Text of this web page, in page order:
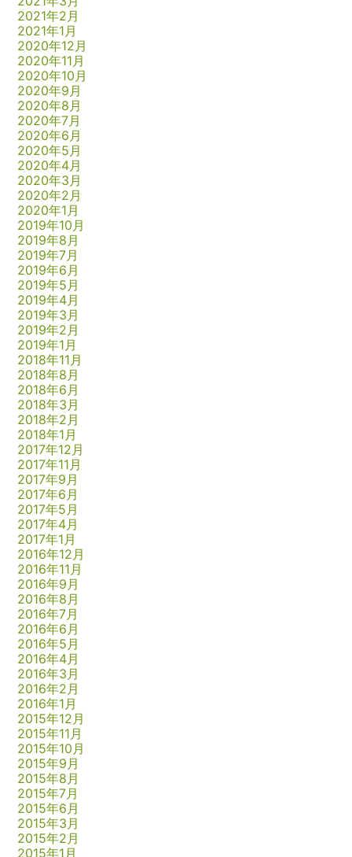
2021年2月
2021年1月
2020年12月
2020年11月
2020年10月
2020年9月
2020年8月
2020年7月
2020年6月
2020年5月
2020年4月
2020年3月
2020年2月
2020年1月
2019年10月
2019年8月
2019年7月
2019年6月
2019年5月
2019年4月
2019年3月
2019年2月
2019年1月
2018年11月
2018年8月
2018年6月
2018年3月
2018年2月
2018年1月
2017年12月
2017年11月
2017年9月
2017年6月
2017年5月
2017年4月
2017年1月
2016年12月
2016年11月
2016年9月
2016年8月
2016年7月
2016年6月
2016年5月
2016年4月
2016年3月
2016年2月
2016年1月
2015年12月
2015年11月
2015年10月
2015年9月
2015年8月
2015年7月
2015年6月
2015年3月
2015年2月
2015年1月